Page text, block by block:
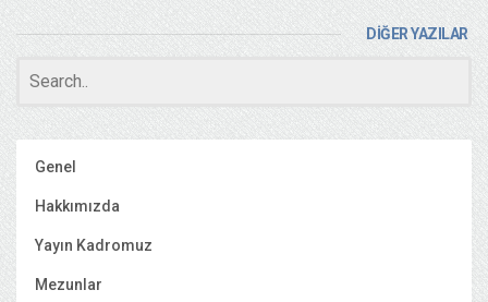
DİĞER YAZILAR
Genel
Hakkımızda
Yayın Kadromuz
Mezunlar